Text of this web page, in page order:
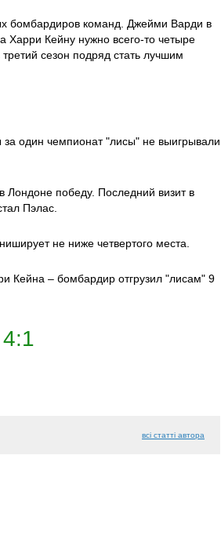
бомбардиров команд. Джейми Варди в
Харри Кейну нужно всего-то четыре
сезон подряд стать лучшим
один чемпионат "лисы" не выигрывали
Лондоне победу. Последний визит в
Пэлас.
не ниже четвертого места.
Кейна – бомбардир отгрузил "лисам" 9
всі статті автора